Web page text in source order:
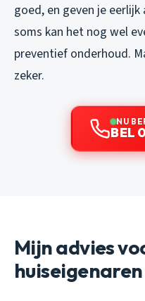
goed, en geven je
soms kan het nog wel
preventief onderhoud.
zeker.
NU
BEL
Mijn advies
huiseigenaren